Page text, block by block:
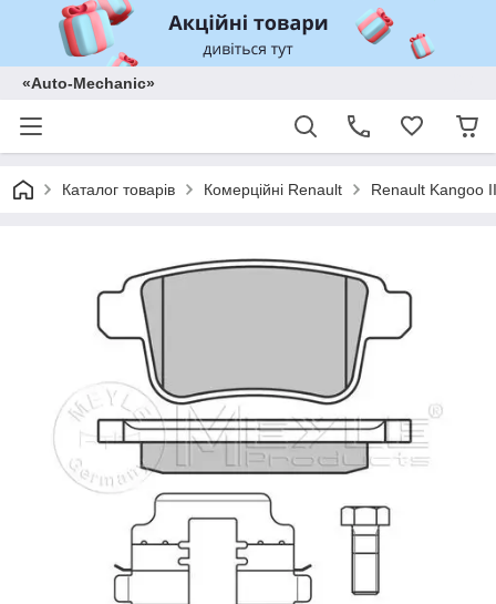
«Auto-Mechanic»
Каталог товарів Комерційні Renault Renault Kangoo